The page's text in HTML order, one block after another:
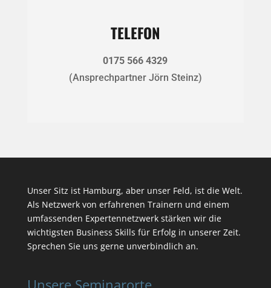
TELEFON
0175 566 4329
(Ansprechpartner Jörn Steinz)
Unser Sitz ist Hamburg, aber unser Feld, ist die Welt.
Als Netzwerk von erfahrenen Trainern und einem
umfassenden Expertennetzwerk stärken wir die
wichtigsten Business Skills für Erfolg in unserer Zeit.
Sprechen Sie uns gerne unverbindlich an.